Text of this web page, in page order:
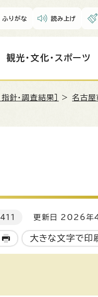
ふりがな 読み上げ
観光・文化・スポーツ
針・調査結果］ > 名古屋
更新日 2026年4
大きな文字で印